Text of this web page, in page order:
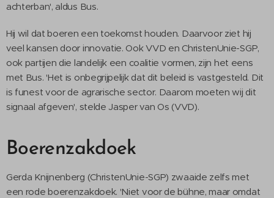
achterban', aldus Bus.
Hij wil dat boeren een toekomst houden. Daarvoor ziet hij
veel kansen door innovatie. Ook VVD en ChristenUnie-SGP,
ook partijen die landelijk een coalitie vormen, zijn het eens
met Bus. 'Het is onbegrijpelijk dat dit beleid is vastgesteld. Dit
is funest voor de agrarische sector. Daarom moeten wij dit
signaal afgeven', stelde Jasper van Os (VVD).
Boerenzakdoek
Gerda Knijnenberg (ChristenUnie-SGP) zwaaide zelfs met
een rode boerenzakdoek. 'Niet voor de bühne, maar omdat